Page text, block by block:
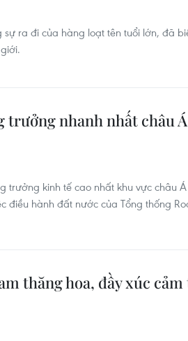
ra đi của hàng loạt tên tuổi lớn, đã
trưởng nhanh nhất châu
trưởng kinh tế cao nhất khu vực châu
điều hành đất nước của Tổng thống
thăng hoa, đầy xúc